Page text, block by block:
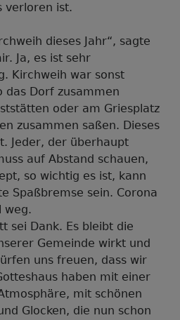
verloren ist.
dieses Jahr“, sagte
Ja, es ist sehr
Kirchweih war sonst
das Dorf zusammen
oder am Griesplatz
zusammen saßen. Dieses
Jeder, der überhaupt
auf Abstand schauen,
so wichtig es ist, kann
Spaßbremse sein. Corona
weg.
sei Dank. Es bleibt die
Gemeinde wirkt und
uns freuen, dass wir
haben mit einer
mit schönen
Glocken, die nun schon